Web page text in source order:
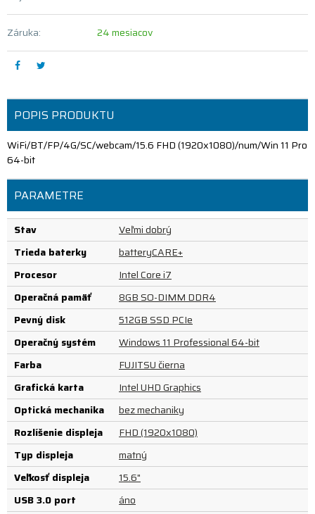
Záruka: 24 mesiacov
POPIS PRODUKTU
WiFi/BT/FP/4G/SC/webcam/15.6 FHD (1920x1080)/num/Win 11 Pro
64-bit
PARAMETRE
Stav
Veľmi dobrý
Trieda baterky
batteryCARE+
Procesor
Intel Core i7
Operačná pamäť
8GB SO-DIMM DDR4
Pevný disk
512GB SSD PCIe
Operačný systém
Windows 11 Professional 64-bit
Farba
FUJITSU čierna
Grafická karta
Intel UHD Graphics
Optická mechanika
bez mechaniky
Rozlíšenie displeja
FHD (1920x1080)
Typ displeja
matný
Veľkosť displeja
15.6"
USB 3.0 port
áno